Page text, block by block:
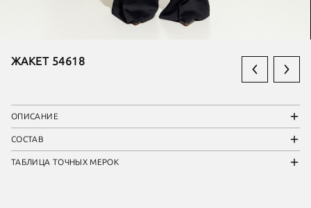
ЖАКЕТ 54618
ОПИСАНИЕ
СОСТАВ
ТАБЛИЦА ТОЧНЫХ МЕРОК